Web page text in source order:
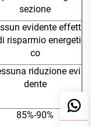
sezione
evidente effett
risparmio energeti
co
riduzione evi
dente
85%-90%